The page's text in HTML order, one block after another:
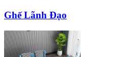
Ghế Lãnh Đạo